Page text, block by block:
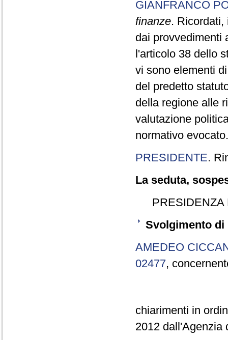
GIANFRANCO
finanze.
dai provvedimenti
l'articolo 38 dello
vi sono elementi
del predetto
della regione alle
valutazione
normativo evocato.
PRESIDENTE.
La seduta,
PRESIDENZA
Svolgimento
AMEDEO
02477,
chiarimenti in
2012 dall'Agenzia